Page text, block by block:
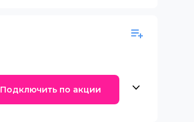
Подключить по акции